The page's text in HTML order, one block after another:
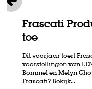
Frascati
toe
Dit voorjaar toert
voorstellingen van
Bommel en Melyn
Frascati? Bekijk...